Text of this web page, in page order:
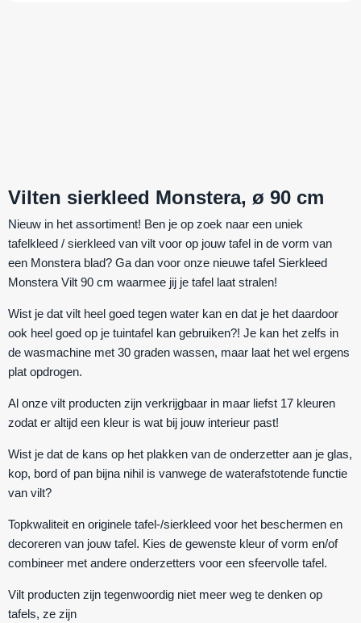
Vilten sierkleed Monstera, ø 90 cm
Nieuw in het assortiment! Ben je op zoek naar een uniek
tafelkleed / sierkleed van vilt voor op jouw tafel in de vorm van
een Monstera blad? Ga dan voor onze nieuwe tafel Sierkleed
Monstera Vilt 90 cm waarmee jij je tafel laat stralen!
Wist je dat vilt heel goed tegen water kan en dat je het daardoor
ook heel goed op je tuintafel kan gebruiken?! Je kan het zelfs in
de wasmachine met 30 graden wassen, maar laat het wel ergens
plat opdrogen.
Al onze vilt producten zijn verkrijgbaar in maar liefst 17 kleuren
zodat er altijd een kleur is wat bij jouw interieur past!
Wist je dat de kans op het plakken van de onderzetter aan je glas,
kop, bord of pan bijna nihil is vanwege de waterafstotende functie
van vilt?
Topkwaliteit en originele tafel-/sierkleed voor het beschermen en
decoreren van jouw tafel. Kies de gewenste kleur of vorm en/of
combineer met andere onderzetters voor een sfeervolle tafel.
Vilt producten zijn tegenwoordig niet meer weg te denken op
tafels, ze zijn